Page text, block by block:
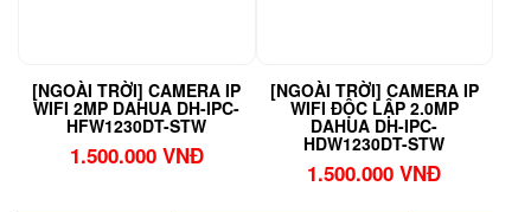
[NGOÀI TRỜI] CAMERA IP
WIFI 2MP DAHUA DH-IPC-
HFW1230DT-STW
1.500.000 VNĐ
[NGOÀI TRỜI] CAMERA IP
WIFI ĐỘC LẬP 2.0MP
DAHUA DH-IPC-
HDW1230DT-STW
1.500.000VNĐ